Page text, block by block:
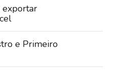
exportar
e Primeiro